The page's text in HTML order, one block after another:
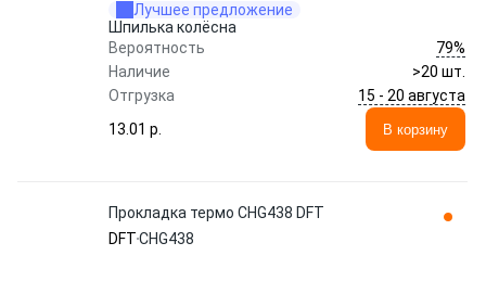
Лучшее предложение
Шпилька колёсна
Вероятность
79%
Наличие
>20 шт.
Отгрузка
15 - 20 августа
13.01 p.
В корзину
Прокладка термо CHG438 DFT
DFTCHG438